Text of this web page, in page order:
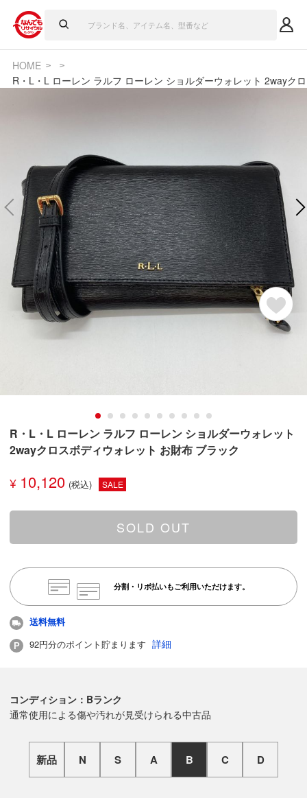
HOME
R・L・L ローレン ラルフ ローレン ショルダーウォレット 2wayク
R・L・L ローレン ラルフ ローレン ショルダーウォレット
2wayクロスボディウォレット お財布 ブラック
¥ 10,120 SALE
SOLD OUT
分割・リボ払いもご利用いただけます。
送料無料
92円分のポイント貯まります 詳細
コンディション：Bランク
通常使用による傷や汚れが見受けられる中古品
新品 N S A B C D